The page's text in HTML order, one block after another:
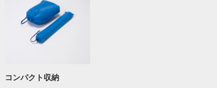
コンパクト収納